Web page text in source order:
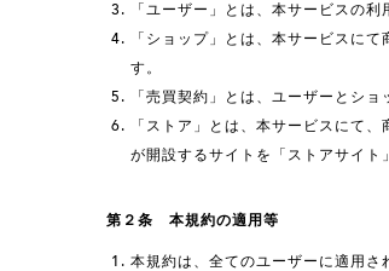
「ユーザー」とは、本サービスの利
「ショップ」とは、本サービスに
す。
「売買契約」とは、ユーザーとシ
「ストア」とは、本サービスにて
が開設するサイトを「ストアサイト
第２条 本規約の適用等
本規約は、全てのユーザーに適用さ